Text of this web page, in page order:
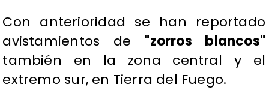
Con anterioridad se han reportado
avistamientos de "zorros blancos"
también en la zona central y el
extremo sur, en Tierra del Fuego.